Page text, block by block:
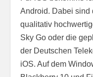
Android. Dabei sind
qualitativ
Sky Go oder die
der Deutschen
iOS. Auf dem